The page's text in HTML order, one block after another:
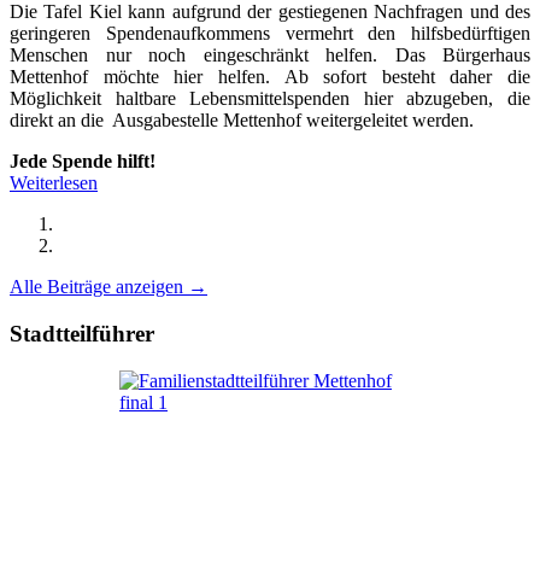
Die Tafel Kiel kann aufgrund der gestiegenen Nachfragen und des
geringeren Spendenaufkommens vermehrt den hilfsbedürftigen
Menschen nur noch eingeschränkt helfen. Das Bürgerhaus
Mettenhof möchte hier helfen. Ab sofort besteht daher die
Möglichkeit haltbare Lebensmittelspenden hier abzugeben, die
direkt an die Ausgabestelle Mettenhof weitergeleitet werden.
Jede Spende hilft!
Weiterlesen
Alle Beiträge anzeigen →
Stadtteilführer